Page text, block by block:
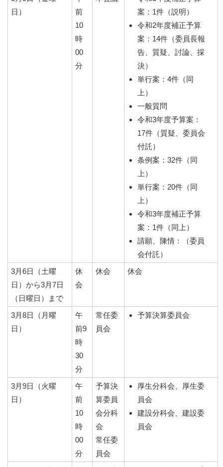
日）
前
10
時
00
分
案：1件（説明）
令和2年度補正予算
案：14件（委員長報
告、質疑、討論、採
決）
単行案：4件（同
上）
一般質問
令和3年度予算案：
17件（質疑、委員会
付託）
条例案：32件（同
上）
単行案：20件（同
上）
令和3年度補正予算
案：1件（同上）
請願、陳情：（委員
会付託）
3月6日（土曜
日）から3月7日
（日曜日）まで
休
会
休会 休会
3月8日（月曜
日）
午
前9
時
30
分
常任委
員会
予算決算委員会
3月9日（火曜
日）
午
前
10
時
00
分
予算決
算委員
会分科
会
常任委
員会
厚生分科会、厚生委
員会
建設分科会、建設委
員会